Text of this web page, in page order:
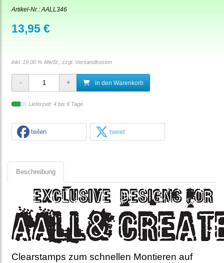
Artikel-Nr.: AALL346
13,95 €
inkl. 19,00 % MwSt., zzgl. Versandkosten
in den Warenkorb
Lieferzeit: 4 bis 6 Tage
teilen tweet
Beschreibung
Clearstamps zum schnellen Montieren auf